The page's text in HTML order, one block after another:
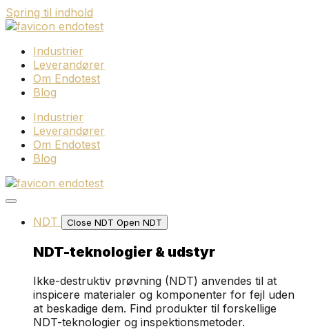
Spring til indhold
Industrier
Leverandører
Om Endotest
Blog
Industrier
Leverandører
Om Endotest
Blog
NDT Close NDT Open NDT
NDT-teknologier & udstyr
Ikke-destruktiv prøvning (NDT) anvendes til at
inspicere materialer og komponenter for fejl uden
at beskadige dem. Find produkter til forskellige
NDT-teknologier og inspektionsmetoder.